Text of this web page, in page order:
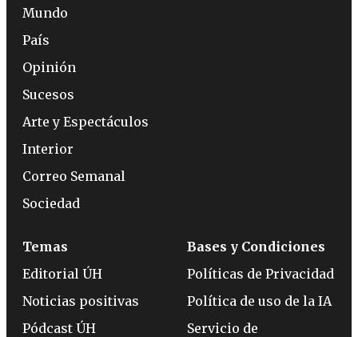
Mundo
País
Opinión
Sucesos
Arte y Espectáculos
Interior
Correo Semanal
Sociedad
Temas
Editorial ÚH
Noticias positivas
Pódcast ÚH
Bases y Condiciones
Políticas de Privacidad
Política de uso de la IA
Servicio de